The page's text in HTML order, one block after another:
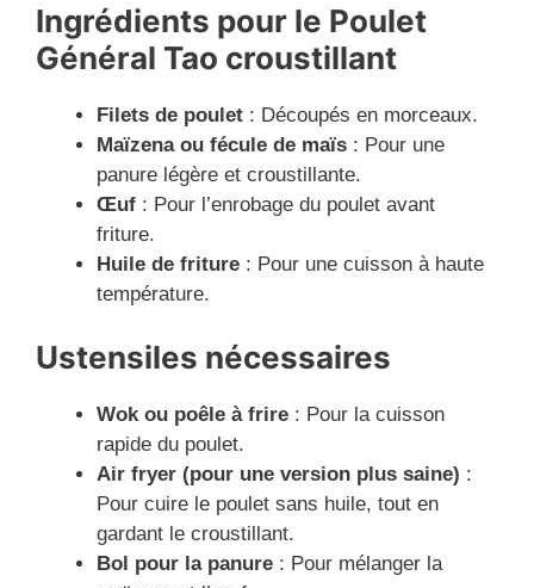
Ingrédients pour le Poulet
Général Tao croustillant
Filets de poulet : Découpés en morceaux.
Maïzena ou fécule de maïs : Pour une
panure légère et croustillante.
Œuf : Pour l’enrobage du poulet avant
friture.
Huile de friture : Pour une cuisson à haute
température.
Ustensiles nécessaires
Wok ou poêle à frire : Pour la cuisson
rapide du poulet.
Air fryer (pour une version plus saine) :
Pour cuire le poulet sans huile, tout en
gardant le croustillant.
Bol pour la panure : Pour mélanger la